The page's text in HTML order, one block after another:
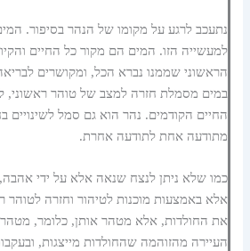
נתעכב לרגע על מקומו של הנהר בסיפור.
למעשייה הזו. המים הם מקור כל החיים
הראשוני שממנו נברא הכל, ומקושרים
במים מסמלת חזרה למצב של טוהר ראשוני,
החיים הקודמים. נהר הוא גם סמל לשינויים
מתודעה אחת לתודעה אחרת.
כמו שלא ניתן לנצח שנאה אלא על ידי
אלא באמצעות מוכנות לטיהור וחזרה לטוהר
את החולדות, אלא מטהר אותן, כלומר,
העיירה מהזוהמה שהחולדות מייצגות,